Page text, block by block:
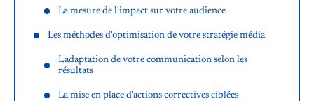
La mesure de l'impact sur votre audience
Les méthodes d'optimisation de votre stratégie média
L'adaptation de votre communication selon les
résultats
La mise en place d'actions correctives ciblées